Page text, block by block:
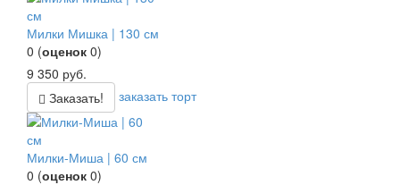
Милки Мишка | 130 см
0 (оценок 0)
9 350 руб.
Заказать!
заказать торт
Милки-Миша | 60 см
0 (оценок 0)